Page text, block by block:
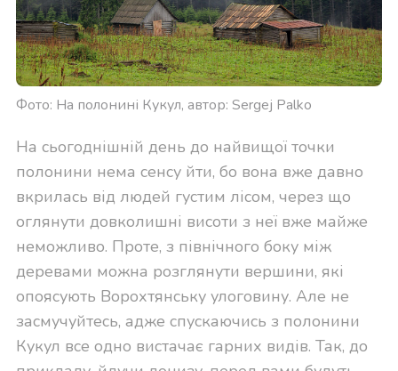
Фото: На полонині Кукул, автор: Sergej Palko
На сьогоднішній день до найвищої точки
полонини нема сенсу йти, бо вона вже давно
вкрилась від людей густим лісом, через що
оглянути довколишні висоти з неї вже майже
неможливо. Проте, з північного боку між
деревами можна розглянути вершини, які
опоясують Ворохтянську улоговину. Але не
засмучуйтесь, адже спускаючись з полонини
Кукул все одно вистачає гарних видів. Так, до